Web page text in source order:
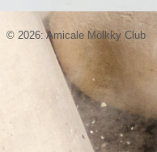
© 2026: Amicale Mölkky Club